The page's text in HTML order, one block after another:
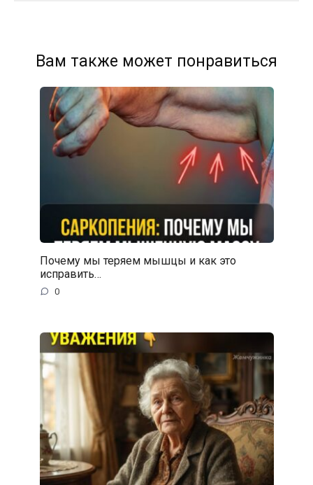
Вам также может понравиться
Почему мы теряем мышцы и как это
исправить…
0